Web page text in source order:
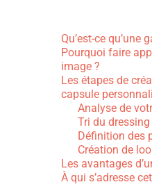
Qu’est-ce qu’une
Pourquoi faire
image ?
Les étapes de
capsule
Analyse de
Tri du
Définition des
Création de
Les avantages
À qui s’adresse